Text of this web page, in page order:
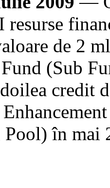
resurse
de 2
(Sub
credit
în mai